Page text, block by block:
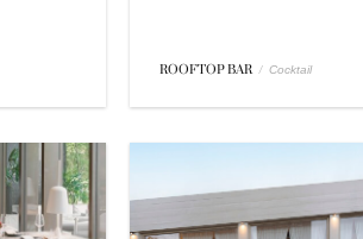
ROOFTOP BAR / Cocktail